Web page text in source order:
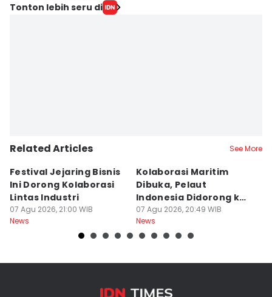
Tonton lebih seru di
Related Articles See More
Festival Jejaring Bisnis
Ini Dorong Kolaborasi
Lintas Industri
07 Agu 2026, 21:00 WIB
News
Kolaborasi Maritim
Dibuka, Pelaut
Indonesia Didorong ke
Pasar Global
07 Agu 2026, 20:49 WIB
News